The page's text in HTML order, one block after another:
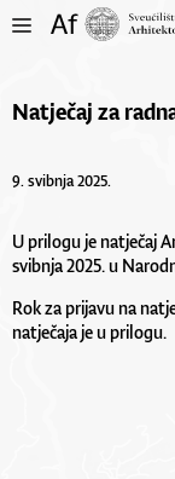
Natječaj za
9. svibnja 2025.
U prilogu je natječaj
svibnja 2025. u
Rok za prijavu na
natječaja je u prilogu.